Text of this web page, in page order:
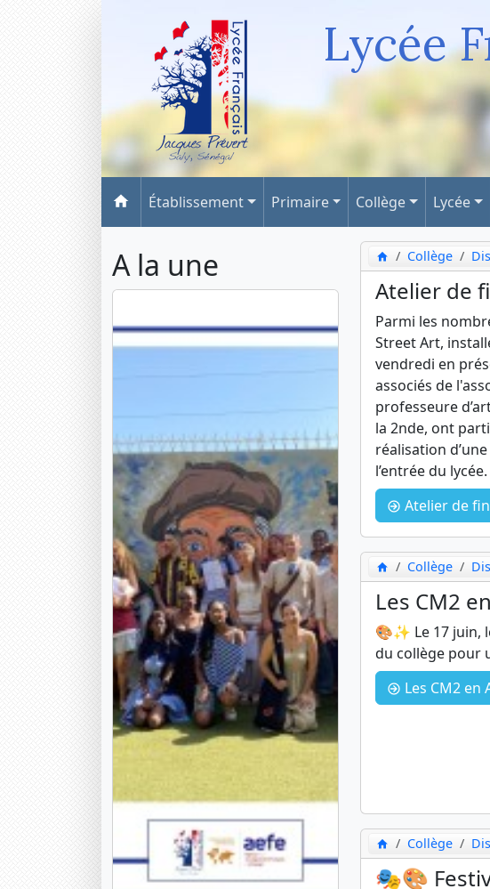
Lycée
Établissement Primaire Collège Lycée
A la une Collège
Atelier de
Parmi les
Street Art,
vendredi en
associés de
professeure
la 2nde, ont
réalisation
l’entrée du lycée.
Atelier de
Collège
Les CM2
🎨✨ Le 17 juin,
du collège pour
Les CM2
Collège
🎭🎨